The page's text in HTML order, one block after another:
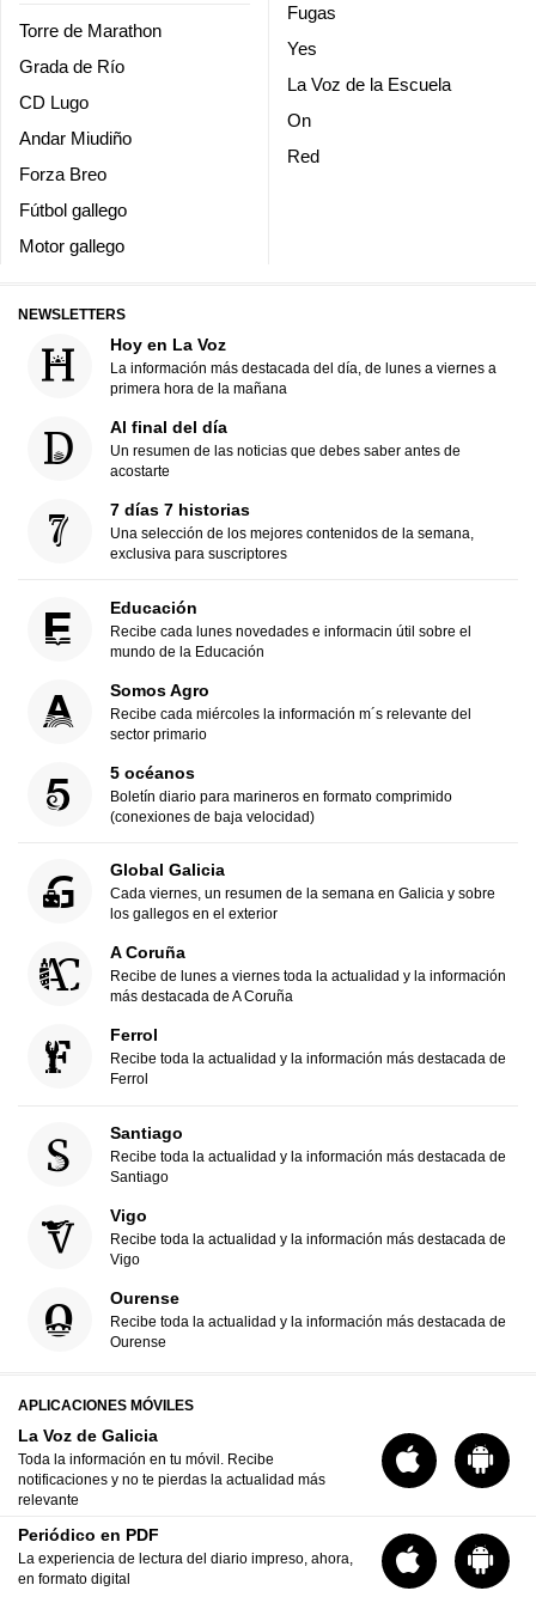
Torre de Marathon
Grada de Río
CD Lugo
Andar Miudiño
Forza Breo
Fútbol gallego
Motor gallego
Fugas
Yes
La Voz de la Escuela
On
Red
NEWSLETTERS
Hoy en La Voz
La información más destacada del día, de lunes a viernes a
primera hora de la mañana
Al final del día
Un resumen de las noticias que debes saber antes de
acostarte
7 días 7 historias
Una selección de los mejores contenidos de la semana,
exclusiva para suscriptores
Educación
Recibe cada lunes novedades e informacin útil sobre el
mundo de la Educación
Somos Agro
Recibe cada miércoles la información m´s relevante del
sector primario
5 océanos
Boletín diario para marineros en formato comprimido
(conexiones de baja velocidad)
Global Galicia
Cada viernes, un resumen de la semana en Galicia y sobre
los gallegos en el exterior
A Coruña
Recibe de lunes a viernes toda la actualidad y la información
más destacada de A Coruña
Ferrol
Recibe toda la actualidad y la información más destacada de
Ferrol
Santiago
Recibe toda la actualidad y la información más destacada de
Santiago
Vigo
Recibe toda la actualidad y la información más destacada de
Vigo
Ourense
Recibe toda la actualidad y la información más destacada de
Ourense
APLICACIONES MÓVILES
La Voz de Galicia
Toda la información en tu móvil. Recibe
notificaciones y no te pierdas la actualidad más
relevante
Periódico en PDF
La experiencia de lectura del diario impreso, ahora,
en formato digital